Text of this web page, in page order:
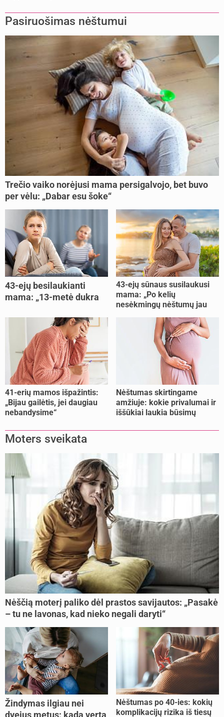
Pasiruošimas nėštumui
Trečio vaiko norėjusi mama persigalvojo, bet buvo
per vėlu: „Dabar esu šoke“
43-ejų besilaukianti
mama: „13-metė dukra
43-ejų sūnaus susilaukusi
mama: „Po kelių
nesėkmingų nėštumų jau
41-erių mamos išpažintis:
„Bijau gailėtis, jei daugiau
nebandysime“
Nėštumas skirtingame
amžiuje: kokie privalumai ir
iššūkiai laukia būsimų
Moters sveikata
Nėščią moterį paliko dėl prastos savijautos: „Pasakė
– tu ne lavonas, kad nieko negali daryti“
Žindymas ilgiau nei
dvejus metus: kada verta
Nėštumas po 40-ies: kokių
komplikacijų rizika iš tiesų